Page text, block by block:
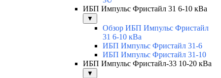
ИБП Импульс Фристайл 31 6-10 кВа
▼
Обзор ИБП Импульс Фристайл
31 6-10 кВа
ИБП Импульс Фристайл 31-6
ИБП Импульс Фристайл 31-10
ИБП Импульс Фристайл-33 10-20 кВа
▼